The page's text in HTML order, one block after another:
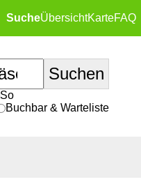
SucheÜbersichtKarteFAQ
So
Buchbar & Warteliste